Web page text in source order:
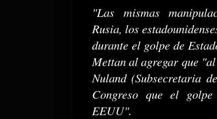
"Las mismas
Rusia, los
durante el golpe de
Mettan al agregar que
Nuland (Subsecretaria
Congreso que el
EEUU".